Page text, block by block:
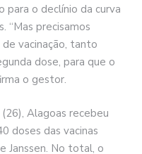
para o declínio da curva
“Mas precisamos
vacinação, tanto
dose, para que o
o gestor.
Alagoas recebeu
doses das vacinas
Janssen. No total, o